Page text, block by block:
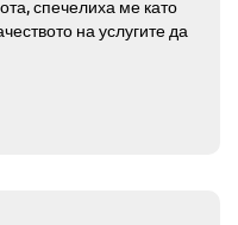
спечелиха ме като
на услугите да